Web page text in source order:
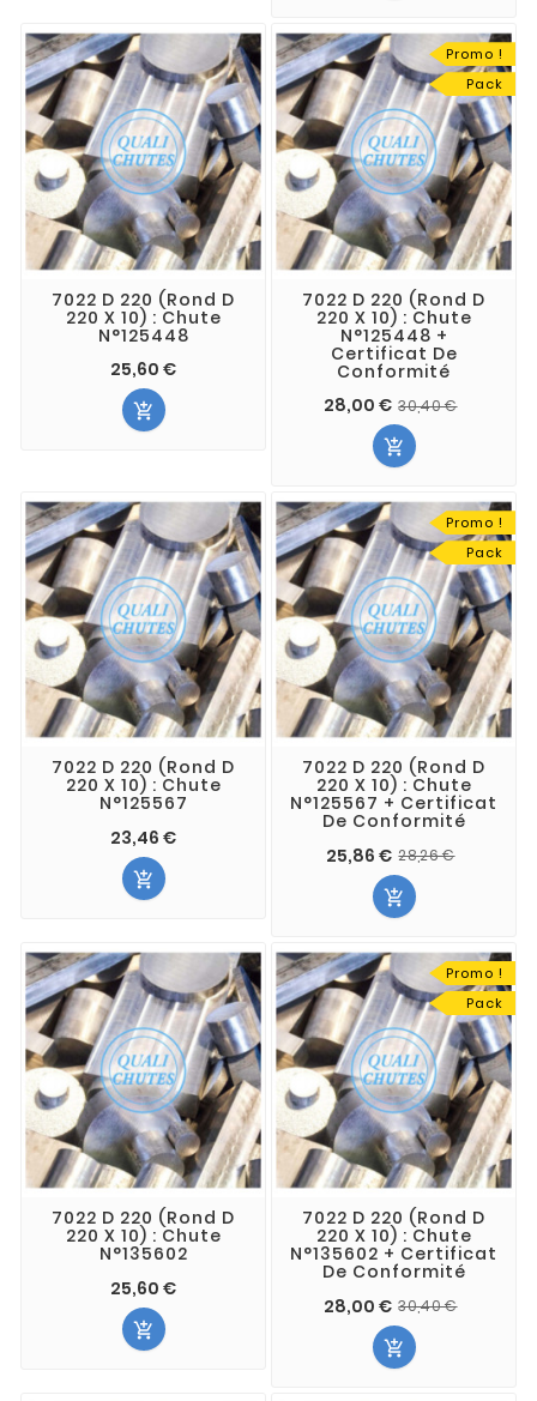
7022 D 220 (Rond D
220 X 10) : Chute
N°125448
25,60 €

Promo !
Pack
7022 D 220 (Rond D
220 X 10) : Chute
N°125448 +
Certificat De
Conformité
28,00 € 30,40 €

7022 D 220 (Rond D
220 X 10) : Chute
N°125567
23,46 €

Promo !
Pack
7022 D 220 (Rond D
220 X 10) : Chute
N°125567 + Certificat
De Conformité
25,86 € 28,26 €

7022 D 220 (Rond D
220 X 10) : Chute
N°135602
25,60 €

Promo !
Pack
7022 D 220 (Rond D
220 X 10) : Chute
N°135602 + Certificat
De Conformité
28,00 € 30,40 €
